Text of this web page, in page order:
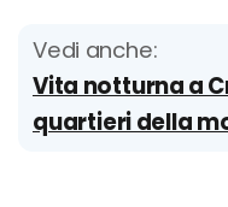
Vedi anche:
Vita notturna a
quartieri della